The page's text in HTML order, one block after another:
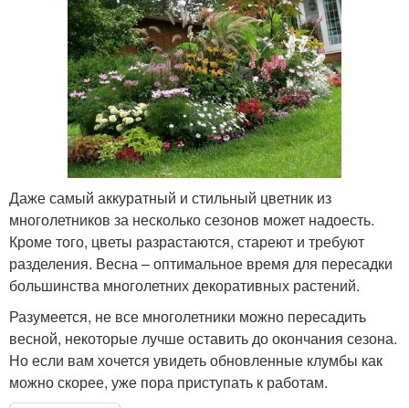
Даже самый аккуратный и стильный цветник из
многолетников за несколько сезонов может надоесть.
Кроме того, цветы разрастаются, стареют и требуют
разделения. Весна – оптимальное время для пересадки
большинства многолетних декоративных растений.
Разумеется, не все многолетники можно пересадить
весной, некоторые лучше оставить до окончания сезона.
Но если вам хочется увидеть обновленные клумбы как
можно скорее, уже пора приступать к работам.